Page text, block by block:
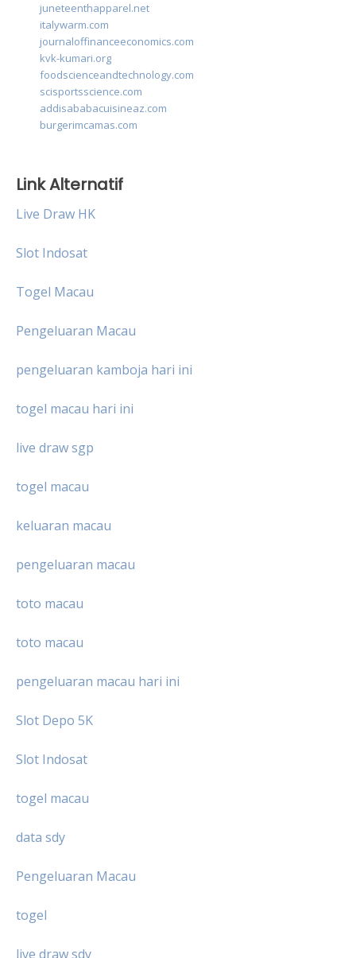
juneteenthapparel.net
italywarm.com
journaloffinanceeconomics.com
kvk-kumari.org
foodscienceandtechnology.com
scisportsscience.com
addisababacuisineaz.com
burgerimcamas.com
Link Alternatif
Live Draw HK
Slot Indosat
Togel Macau
Pengeluaran Macau
pengeluaran kamboja hari ini
togel macau hari ini
live draw sgp
togel macau
keluaran macau
pengeluaran macau
toto macau
toto macau
pengeluaran macau hari ini
Slot Depo 5K
Slot Indosat
togel macau
data sdy
Pengeluaran Macau
togel
live draw sdy